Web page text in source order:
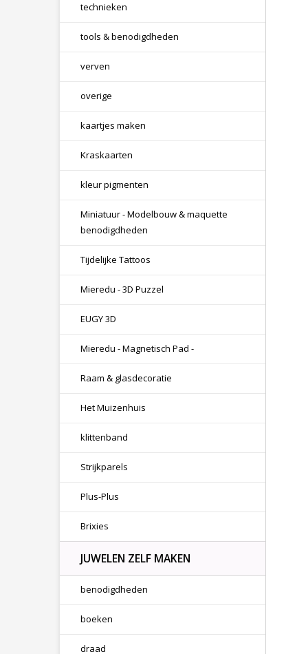
technieken
tools & benodigdheden
verven
overige
kaartjes maken
Kraskaarten
kleur pigmenten
Miniatuur - Modelbouw & maquette
benodigdheden
Tijdelijke Tattoos
Mieredu - 3D Puzzel
EUGY 3D
Mieredu - Magnetisch Pad -
Raam & glasdecoratie
Het Muizenhuis
klittenband
Strijkparels
Plus-Plus
Brixies
JUWELEN ZELF MAKEN
benodigdheden
boeken
draad